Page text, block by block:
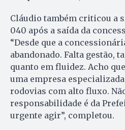
Cláudio também criticou a
040 após a saída da
“Desde que a
abandonado. Falta gestão,
quanto em fluidez. Acho
uma empresa
rodovias com alto fluxo.
responsabilidade é da
urgente agir”, completou.